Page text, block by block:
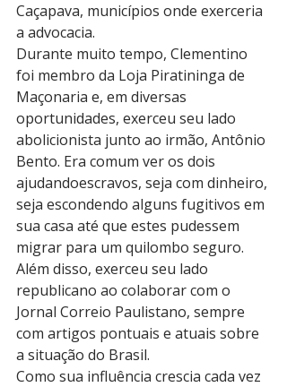
Caçapava, municípios onde exerceria
a advocacia.
Durante muito tempo, Clementino
foi membro da Loja Piratininga de
Maçonaria e, em diversas
oportunidades, exerceu seu lado
abolicionista junto ao irmão, Antônio
Bento. Era comum ver os dois
ajudandoescravos, seja com dinheiro,
seja escondendo alguns fugitivos em
sua casa até que estes pudessem
migrar para um quilombo seguro.
Além disso, exerceu seu lado
republicano ao colaborar com o
Jornal Correio Paulistano, sempre
com artigos pontuais e atuais sobre
a situação do Brasil.
Como sua influência crescia cada vez